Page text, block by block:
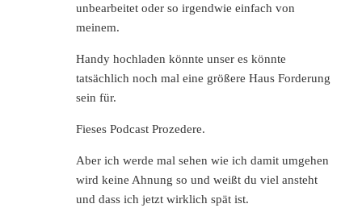
unbearbeitet oder so irgendwie einfach von
meinem.
Handy hochladen könnte unser es könnte
tatsächlich noch mal eine größere Haus Forderung
sein für.
Fieses Podcast Prozedere.
Aber ich werde mal sehen wie ich damit umgehen
wird keine Ahnung so und weißt du viel ansteht
und dass ich jetzt wirklich spät ist.